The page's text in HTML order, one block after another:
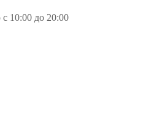
10:00 до 20:00